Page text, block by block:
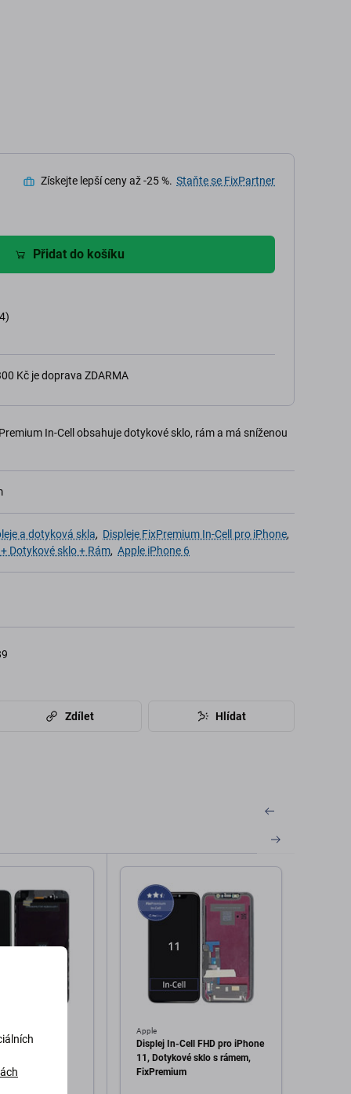
Získejte lepší ceny až -25 %. Staňte se FixPartner
Přidat do košíku
Kč je doprava ZDARMA
In-Cell obsahuje dotykové sklo, rám a má sníženou
a dotyková skla, Displeje FixPremium In-Cell pro iPhone,
Dotykové sklo + Rám, Apple iPhone 6
Zdílet Hlídat
6, Black,
Apple
Displej In-Cell FHD pro iPhone
11, Dotykové sklo s rámem,
FixPremium